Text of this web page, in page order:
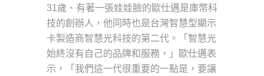
31歲、有著一張娃娃臉的歐仕邁是庫幣科
技的創辦人，他同時也是台灣智慧型顯示
卡製造商智慧光科技的第二代。「智慧光
始終沒有自己的品牌和服務，」歐仕邁表
示，「我們這一代很重要的一點是，要讓